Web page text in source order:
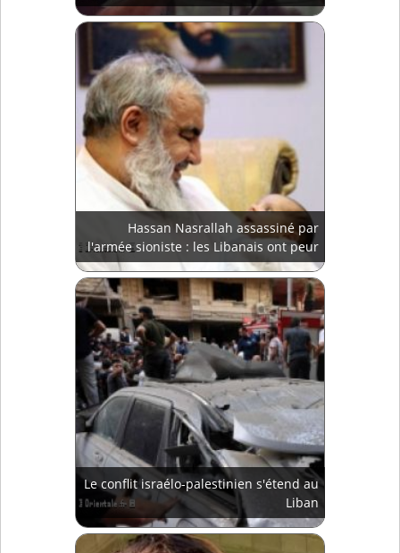
Hassan Nasrallah assassiné par
l'armée sioniste : les Libanais ont peur
Le conflit israélo-palestinien s'étend au
Liban